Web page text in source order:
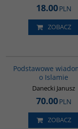
18.00PLN
ZOBACZ
Podstawowe
o Islamie
Danecki Janusz
70.00PLN
ZOBACZ